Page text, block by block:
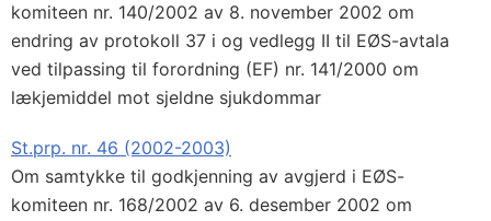
komiteen nr. 140/2002 av 8. november 2002 om
endring av protokoll 37 i og vedlegg II til EØS-avtala
ved tilpassing til forordning (EF) nr. 141/2000 om
lækjemiddel mot sjeldne sjukdommar
St.prp. nr. 46 (2002-2003)
Om samtykke til godkjenning av avgjerd i EØS-
komiteen nr. 168/2002 av 6. desember 2002 om